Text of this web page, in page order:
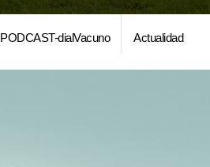
PODCAST-dialVacuno Actualidad